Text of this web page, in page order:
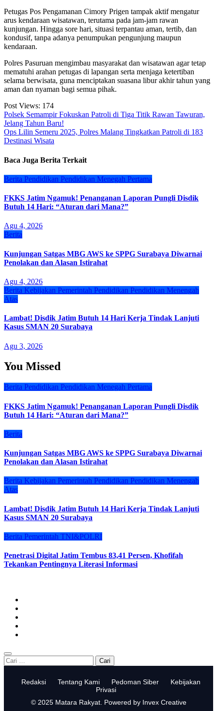
Petugas Pos Pengamanan Cimory Prigen tampak aktif mengatur
arus kendaraan wisatawan, terutama pada jam-jam rawan
kunjungan. Hingga sore hari, situasi terpantau aman, tertib, dan
kondusif, tanpa adanya penumpukan pengunjung maupun
kendaraan.
Polres Pasuruan mengimbau masyarakat dan wisatawan agar tetap
mematuhi arahan petugas di lapangan serta menjaga ketertiban
selama berwisata, guna menciptakan suasana libur akhir tahun yang
aman dan nyaman bagi semua pihak.
Post Views: 174
Navigasi
pos
Polsek Semampir Fokuskan Patroli di Tiga Titik Rawan Tawuran,
Jelang Tahun Baru!
Ops Lilin Semeru 2025, Polres Malang Tingkatkan Patroli di 183
Destinasi Wisata
Baca Juga Berita Terkait
Berita Pendidikan Pendidikan Menegah Pertama
FKKS Jatim Ngamuk! Penanganan Laporan Pungli Disdik
Butuh 14 Hari: “Aturan dari Mana?”
Agu 4, 2026
Berita
Kunjungan Satgas MBG AWS ke SPPG Surabaya Diwarnai
Penolakan dan Alasan Istirahat
Agu 4, 2026
Berita Kebijakan Pemerintah Pendidikan Pendidikan Menengah
Atas
Lambat! Disdik Jatim Butuh 14 Hari Kerja Tindak Lanjuti
Kasus SMAN 20 Surabaya
Agu 3, 2026
You Missed
Berita Pendidikan Pendidikan Menegah Pertama
FKKS Jatim Ngamuk! Penanganan Laporan Pungli Disdik
Butuh 14 Hari: “Aturan dari Mana?”
Berita
Kunjungan Satgas MBG AWS ke SPPG Surabaya Diwarnai
Penolakan dan Alasan Istirahat
Berita Kebijakan Pemerintah Pendidikan Pendidikan Menengah
Atas
Lambat! Disdik Jatim Butuh 14 Hari Kerja Tindak Lanjuti
Kasus SMAN 20 Surabaya
Berita Pemerintah TNI&POLRI
Penetrasi Digital Jatim Tembus 83,41 Persen, Khofifah
Tekankan Pentingnya Literasi Informasi
Cari
untuk:
Redaksi Tentang Kami Pedoman Siber
Kebijakan
Privasi
© 2025 Matara Rakyat. Powered by Invex Creative